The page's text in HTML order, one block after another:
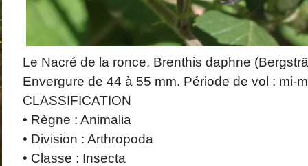
Le Nacré de la ronce. Brenthis daphne
Envergure de 44 à 55 mm. Période de vol : mi-
CLASSIFICATION
• Règne : Animalia
• Division : Arthropoda
• Classe : Insecta